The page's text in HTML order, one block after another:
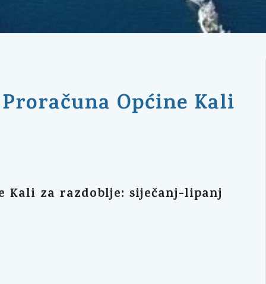
Općine Kali
Kali za razdoblje: siječanj-lipanj